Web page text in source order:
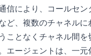
信により、コールセ
ど、複数のチャネル
ことなくチャネル間
エージェントは、一